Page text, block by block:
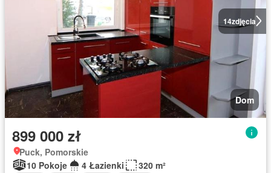
14zdjęcia
Dom
899 000 zł
Puck, Pomorskie
10 Pokoje
4 Łazienki
320 m²